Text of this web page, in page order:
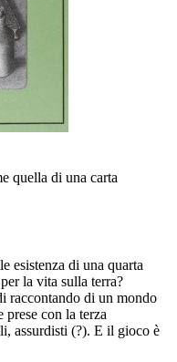
quella di una carta
esistenza di una quarta
la vita sulla terra?
raccontando di un mondo
con la terza
assurdisti (?). E il gioco è